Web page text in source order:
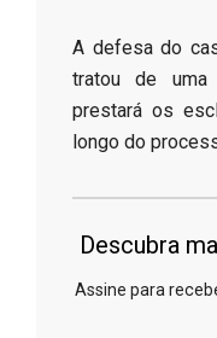
​A defesa do
tratou de uma
prestará os
longo do
Descubra
Assine para